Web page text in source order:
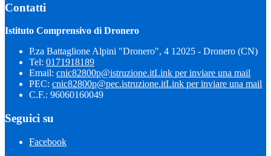
Contatti
Istituto Comprensivo di Dronero
P.za Battaglione Alpini "Dronero", 4 12025 - Dronero (CN)
Tel: 0171918189
Email: cnic82800p@istruzione.itLink per inviare una mail
PEC: cnic82800p@pec.istruzione.itLink per inviare una mail
C.F.: 96060160049
Seguici su
Facebook